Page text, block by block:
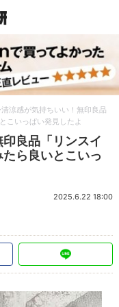
清涼感が気持ちいい！無印良品
こいっぱい発見したよ
良品「リンスイ
ら良いとこいっ
2025.6.22 18:00